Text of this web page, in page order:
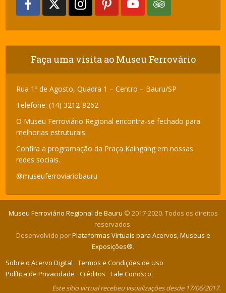
Faça uma visita ao Museu Ferrovário
Rua 1º de Agosto, Quadra 1 – Centro – Bauru/SP
Telefone: (14) 3212-8262
O Museu Ferroviário Regional encontra-se fechado para
melhorias estruturais.
Confira a programação da Praça Kaingang em nossas
redes sociais.
@museuferroviariobauru
Museu Ferroviário Regional de Bauru © 2017-2020. Todos os direitos
reservados.
Desenvolvido porPlataformas Virtuais para Acervos, Museus e
Exposições®.
Sobre o Acervo Digital
Termos e Condições de Uso
Política de Privacidade
Créditos
Fale Conosco
Este sítio virtual recebeu visualizações desde 17/06/2017.